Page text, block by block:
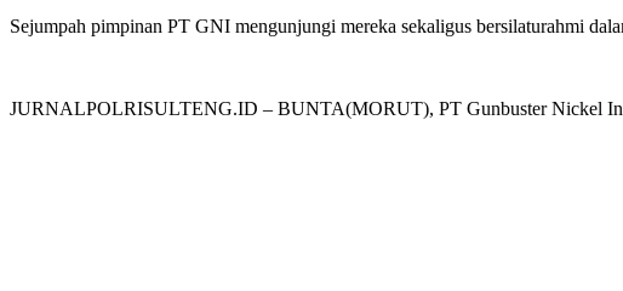
Sejumpah pimpinan PT GNI mengunjungi mereka sekaligus bersilaturahmi
JURNALPOLRISULTENG.ID – BUNTA(MORUT), PT Gunbuster Nickel